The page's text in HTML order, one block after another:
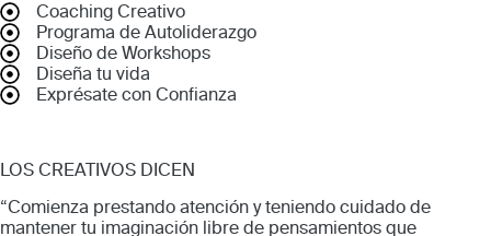
Coaching Creativo
Programa de Autoliderazgo
Diseño de Workshops
Diseña tu vida
Exprésate con Confianza
LOS CREATIVOS DICEN
“Comienza prestando atención y teniendo cuidado de
mantener tu imaginación libre de pensamientos que